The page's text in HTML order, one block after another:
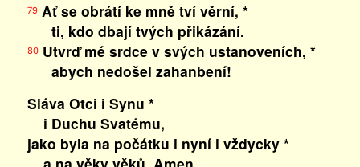
79Ať se obrátí ke mně tví věrní, *
ti, kdo dbají tvých přikázání.
80Utvrď mé srdce v svých ustanoveních, *
abych nedošel zahanbení!
Sláva Otci i Synu *
i Duchu Svatému,
jako byla na počátku i nyní i vždycky *